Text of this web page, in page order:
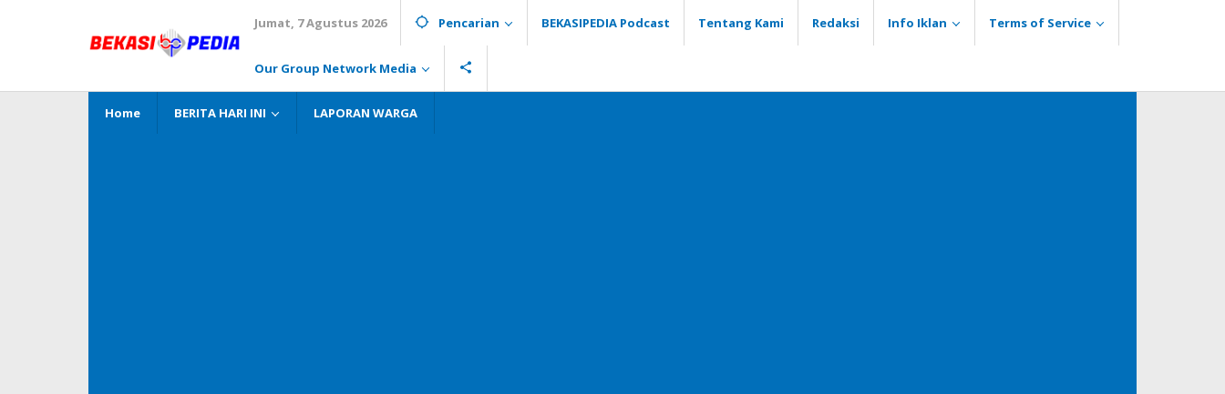
Jumat, 7 Agustus 2026 Pencarian BEKASIPEDIA Podcast Tentang Kami Redaksi Info Iklan Terms of Service
Our Group Network Media
Home BERITA HARI INI LAPORAN WARGA